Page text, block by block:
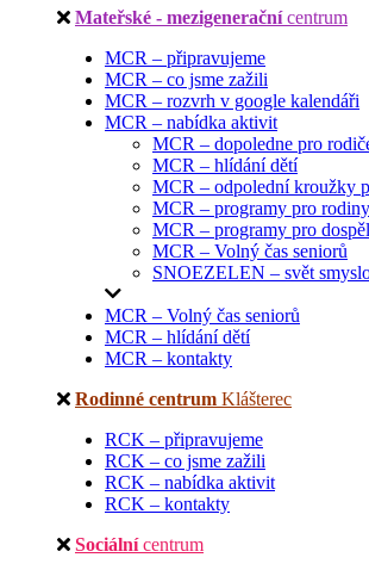
Mateřské - mezigenerační centrum
MCR – připravujeme
MCR – co jsme zažili
MCR – rozvrh v google kalendáři
MCR – nabídka aktivit
MCR – dopoledne pro
MCR – hlídání dětí
MCR – odpolední kroužky
MCR – programy pro rodiny
MCR – programy pro
MCR – Volný čas seniorů
SNOEZELEN – svět
MCR – Volný čas seniorů
MCR – hlídání dětí
MCR – kontakty
Rodinné centrum Klášterec
RCK – připravujeme
RCK – co jsme zažili
RCK – nabídka aktivit
RCK – kontakty
Sociální centrum